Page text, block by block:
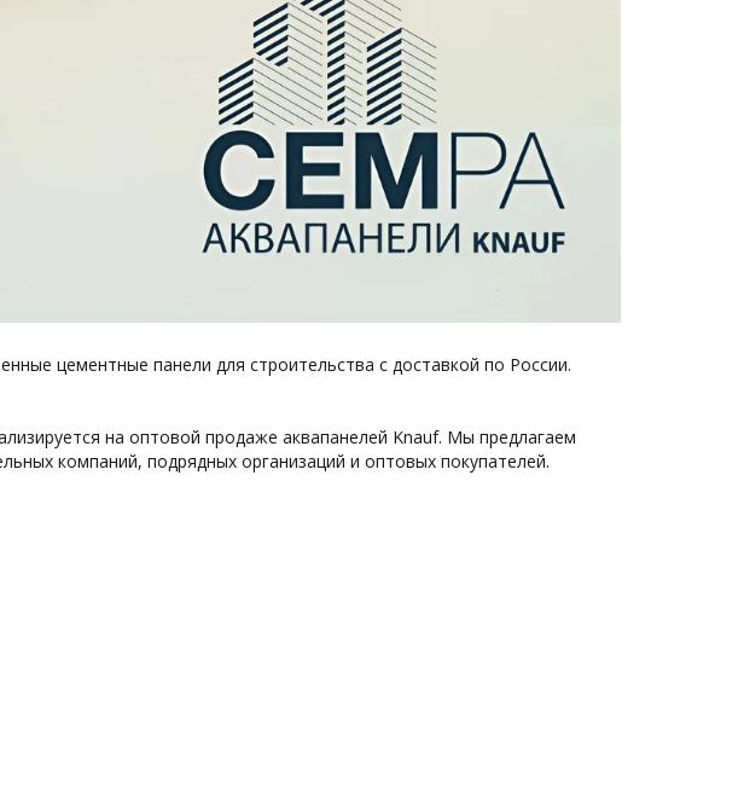
цементные панели для строительства с доставкой по России.
на оптовой продаже аквапанелей Knauf. Мы предлагаем
компаний, подрядных организаций и оптовых покупателей.